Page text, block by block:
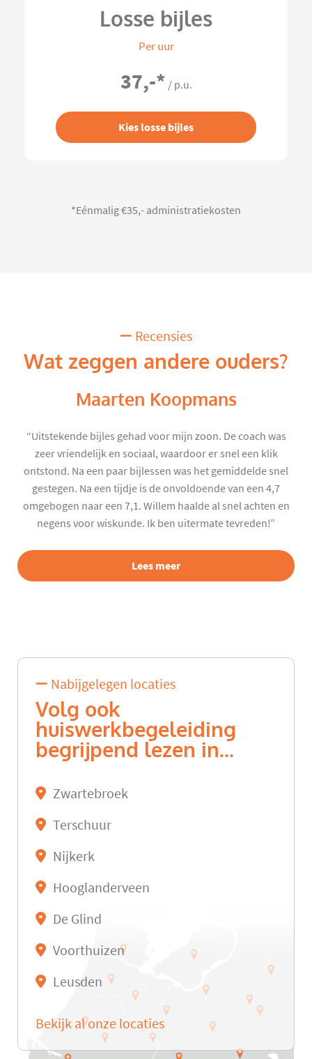
Losse bijles
Per uur
37,-* / p.u.
Kies losse bijles
*Eénmalig €35,- administratiekosten
Recensies
Wat zeggen andere ouders?
Maarten Koopmans
“Uitstekende bijles gehad voor mijn zoon. De coach was
zeer vriendelijk en sociaal, waardoor er snel een klik
ontstond. Na een paar bijlessen was het gemiddelde snel
gestegen. Na een tijdje is de onvoldoende van een 4,7
omgebogen naar een 7,1. Willem haalde al snel achten en
negens voor wiskunde. Ik ben uitermate tevreden!”
Lees meer
Nabijgelegen locaties
Volg ook
huiswerkbegeleiding
begrijpend lezen in...
Zwartebroek
Terschuur
Nijkerk
Hooglanderveen
De Glind
Voorthuizen
Leusden
Bekijk al onze locaties